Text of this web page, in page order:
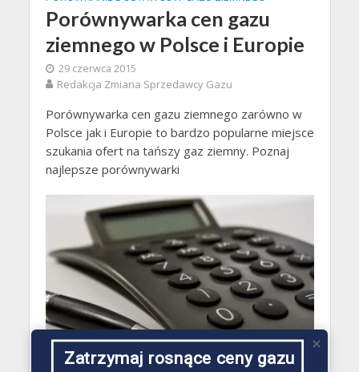
Porównywarka cen gazu
ziemnego w Polsce i Europie
29 czerwca 2015
Redakcja Zmiana Sprzedawcy Gazu
Porównywarka cen gazu ziemnego zarówno w
Polsce jak i Europie to bardzo popularne miejsce
szukania ofert na tańszy gaz ziemny. Poznaj
najlepsze porównywarki
Zatrzymaj rosnące ceny gazu